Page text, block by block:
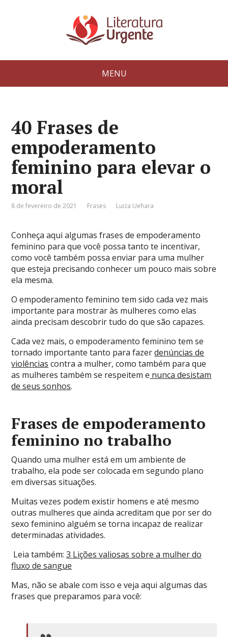
MENU
40 Frases de
empoderamento
feminino para elevar o
moral
8 de fevereiro de 2021 Frases Luiza Uehara
Conheça aqui algumas frases de empoderamento
feminino para que você possa tanto te incentivar,
como você também possa enviar para uma mulher
que esteja precisando conhecer um pouco mais sobre
ela mesma.
O empoderamento feminino tem sido cada vez mais
importante para mostrar às mulheres como elas
ainda precisam descobrir tudo do que são capazes.
Cada vez mais, o empoderamento feminino tem se
tornado importante tanto para fazerdenúncias de
violências contra a mulher, como também para que
as mulheres também se respeitem e nunca desistam
de seus sonhos.
Frases de empoderamento
feminino no trabalho
Quando uma mulher está em um ambiente de
trabalho, ela pode ser colocada em segundo plano
em diversas situações.
Muitas vezes podem existir homens e até mesmo
outras mulheres que ainda acreditam que por ser do
sexo feminino alguém se torna incapaz de realizar
determinadas atividades.
Leia também:3 Lições valiosas sobre a mulher do
fluxo de sangue
Mas, não se abale com isso e veja aqui algumas das
frases que preparamos para você: